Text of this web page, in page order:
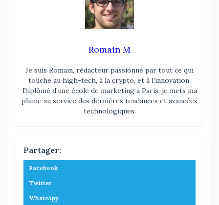
Romain M
Je suis Romain, rédacteur passionné par tout ce qui
touche au high-tech, à la crypto, et à l’innovation.
Diplômé d’une école de marketing à Paris, je mets ma
plume au service des dernières tendances et avancées
technologiques.
Partager:
Facebook
Twitter
WhatsApp